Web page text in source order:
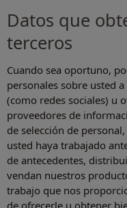
Datos que
terceros
Cuando sea oportuno,
personales sobre usted
(como redes sociales) u
proveedores de
de selección de
usted haya trabajado
de antecedentes,
vendan nuestros
trabajo que nos
de ofrecerle u obtener